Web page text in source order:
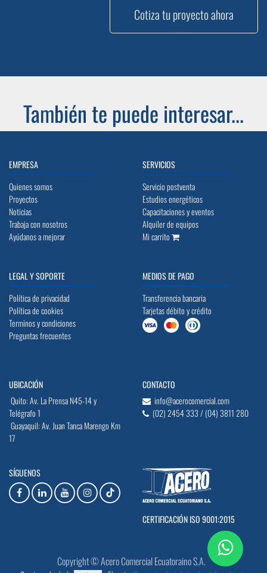
Cotiza tu proyecto ahora
También te puede interesar...
EMPRESA
Quienes somos
Proyectos
Noticias
Trabaja con nosotros
Ayúdanos a mejorar
SERVICIOS
Servicio postventa
Estudios energéticos
Capacitaciones y eventos
Alquiler de equipos
Mi carrito
LEGAL Y SOPORTE
Política de privacidad
Política de cookies
Terminos y condiciones
Preguntas frecuentes
MEDIOS DE PAGO
Transferencia bancaria
Tarjetas débito y crédito
UBICACIÓN
Quito: Av. La Prensa N45-14 y
Telégrafo 1
Guayaquil: Av. Juan Tanca Marengo Km
17
CONTACTO
info@acerocomercial.com
(02) 2454 333 / (04) 3811 280
SÍGUENOS
CERTIFICACIÓN ISO 9001:2015
Copyright © Acero Comercial Ecuatoraino S.A.